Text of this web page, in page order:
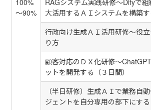
～90%
大活用するＡＩシステムを構築す
行政向け生成ＡＩ活用研修～役
り方
顧客対応のＤＸ化研修～
ットを開発する（３日間）
（半日研修）生成ＡＩで業務自
ジェントを自分専用の部下にする